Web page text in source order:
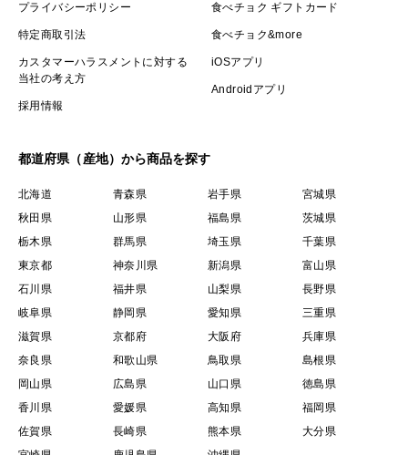
プライバシーポリシー
特定商取引法
カスタマーハラスメントに対する
当社の考え方
採用情報
食べチョク ギフトカード
食べチョク&more
iOSアプリ
Androidアプリ
都道府県（産地）から商品を探す
北海道 青森県 岩手県
宮城県
秋田県
山形県 福島県
茨城県
栃木県
群馬県 埼玉県
千葉県
東京都
神奈川県 新潟県
富山県
石川県
福井県 山梨県
長野県
岐阜県
静岡県 愛知県
三重県
滋賀県
京都府 大阪府
兵庫県
奈良県
和歌山県 鳥取県
島根県
岡山県
広島県 山口県
徳島県
香川県
愛媛県 高知県
福岡県
佐賀県
長崎県 熊本県
大分県